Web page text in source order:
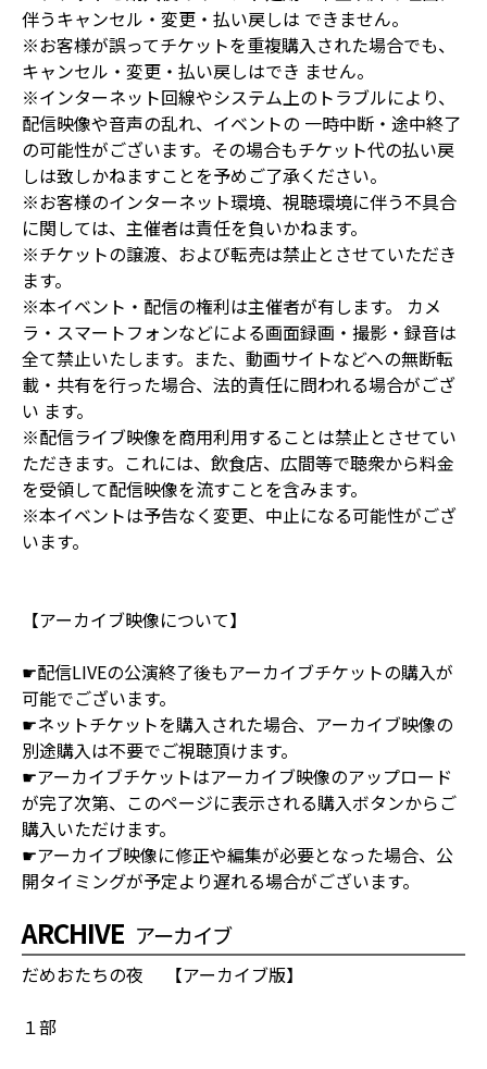
伴うキャンセル・変更・払い戻しは できません。
※お客様が誤ってチケットを重複購入された場合でも、
キャンセル・変更・払い戻しはでき ません。
※インターネット回線やシステム上のトラブルにより、
配信映像や音声の乱れ、イベントの 一時中断・途中終了
の可能性がございます。その場合もチケット代の払い戻
しは致しかねますことを予めご了承ください。
※お客様のインターネット環境、視聴環境に伴う不具合
に関しては、主催者は責任を負いかねます。
※チケットの譲渡、および転売は禁止とさせていただき
ます。
※本イベント・配信の権利は主催者が有します。 カメ
ラ・スマートフォンなどによる画面録画・撮影・録音は
全て禁止いたします。また、動画サイトなどへの無断転
載・共有を行った場合、法的責任に問われる場合がござ
い ます。
※配信ライブ映像を商用利用することは禁止とさせてい
ただきます。これには、飲食店、広間等で聴衆から料金
を受領して配信映像を流すことを含みます。
※本イベントは予告なく変更、中止になる可能性がござ
います。
【アーカイブ映像について】
☛配信LIVEの公演終了後もアーカイブチケットの購入が
可能でございます。
☛ネットチケットを購入された場合、アーカイブ映像の
別途購入は不要でご視聴頂けます。
☛アーカイブチケットはアーカイブ映像のアップロード
が完了次第、このページに表示される購入ボタンからご
購入いただけます。
☛アーカイブ映像に修正や編集が必要となった場合、公
開タイミングが予定より遅れる場合がございます。
ARCHIVE アーカイブ
だめおたちの夜 【アーカイブ版】
１部